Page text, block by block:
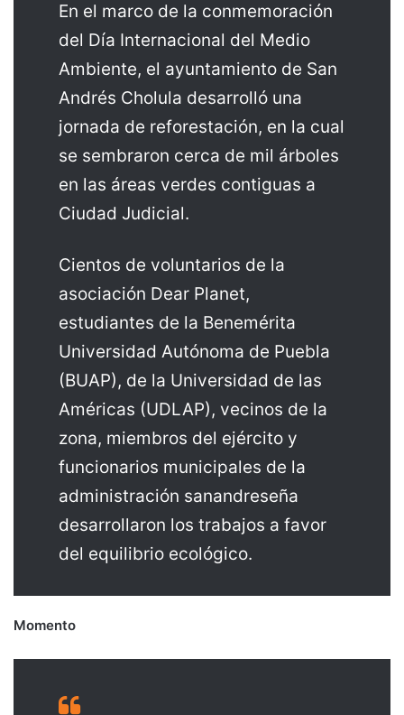
En el marco de la conmemoración
del Día Internacional del Medio
Ambiente, el ayuntamiento de San
Andrés Cholula desarrolló una
jornada de reforestación, en la cual
se sembraron cerca de mil árboles
en las áreas verdes contiguas a
Ciudad Judicial.
Cientos de voluntarios de la
asociación Dear Planet,
estudiantes de la Benemérita
Universidad Autónoma de Puebla
(BUAP), de la Universidad de las
Américas (UDLAP), vecinos de la
zona, miembros del ejército y
funcionarios municipales de la
administración sanandreseña
desarrollaron los trabajos a favor
del equilibrio ecológico.
Momento